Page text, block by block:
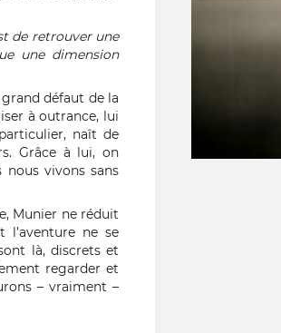
de retrouver une
une dimension
défaut de la
à outrance, lui
naît de
Grâce à lui, on
nous vivons sans
Munier ne réduit
l’aventure ne se
là, discrets et
regarder et
– vraiment –